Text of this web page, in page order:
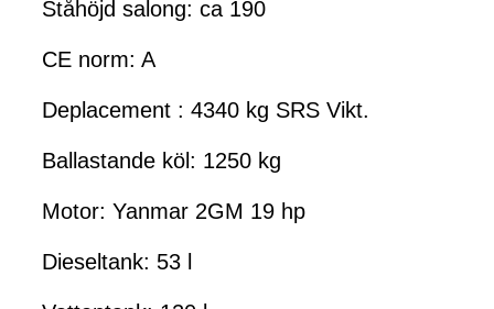
Ståhöjd salong: ca 190
CE norm: A
Deplacement : 4340 kg SRS Vikt.
Ballastande köl: 1250 kg
Motor: Yanmar 2GM 19 hp
Dieseltank: 53 l